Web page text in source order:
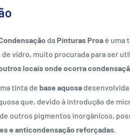
da Pinturas Proa é uma
vidro, muito procurada para ser
locais onde ocorra
tinta de base aquosa
que, devido à introdução de
outros pigmentos inorgânicos,
e anticondensação reforçadas.